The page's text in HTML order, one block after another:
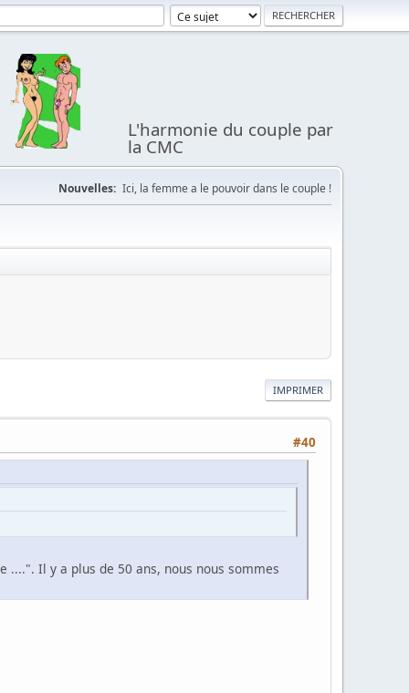
L'harmonie du couple par
la CMC
Nouvelles: Ici, la femme a le pouvoir dans le couple !
IMPRIMER
#40
Il y a plus de 50 ans, nous nous sommes